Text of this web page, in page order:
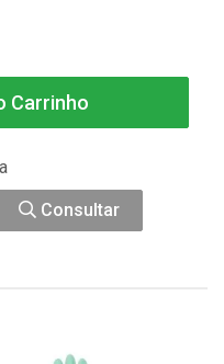
Carrinho
Consultar